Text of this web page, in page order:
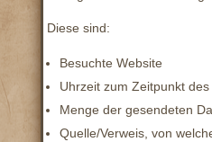
Diese sind:
Besuchte Website
Uhrzeit zum Zeitpunkt
Menge der gesendeten
Quelle/Verweis, von